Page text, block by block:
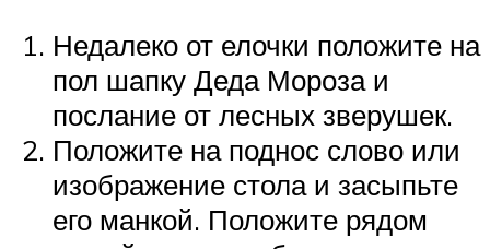
Недалеко от елочки положите на
пол шапку Деда Мороза и
послание от лесных зверушек.
Положите на поднос слово или
изображение стола и засыпьте
его манкой. Положите рядом